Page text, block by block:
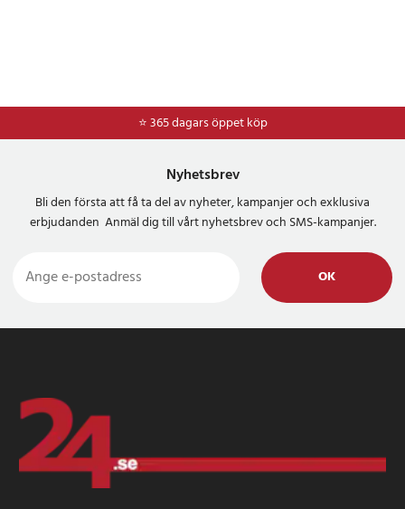
⭐ 365 dagars öppet köp
⭐Frakt 49kr *
Nyhetsbrev
Bli den första att få ta del av nyheter, kampanjer och exklusiva
erbjudanden Anmäl dig till vårt nyhetsbrev och SMS-kampanjer.
OK